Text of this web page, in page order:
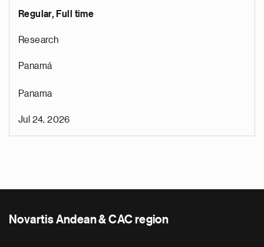
Regular, Full time
Research
Panamá
Panama
Jul 24, 2026
Novartis Andean & CAC region